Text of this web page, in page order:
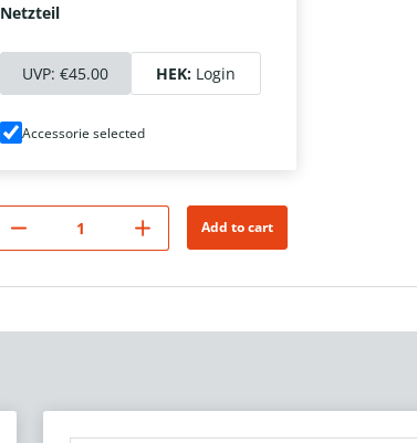
Netzteil
UVP: €45.00 HEK: Login
Accessorie selected
Add to cart